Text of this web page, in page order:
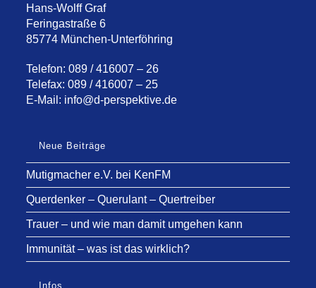
Hans-Wolff Graf
Feringastraße 6
85774 München-Unterföhring
Telefon: 089 / 416007 – 26
Telefax: 089 / 416007 – 25
E-Mail: info@d-perspektive.de
Neue Beiträge
Mutigmacher e.V. bei KenFM
Querdenker – Querulant – Quertreiber
Trauer – und wie man damit umgehen kann
Immunität – was ist das wirklich?
Infos